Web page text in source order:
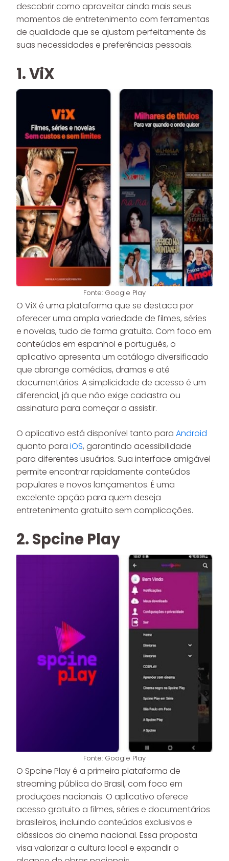
descobrir como aproveitar ainda mais seus
momentos de entretenimento com ferramentas
de qualidade que se ajustam perfeitamente às
suas necessidades e preferências pessoais.
1. ViX
Fonte: Google Play
O ViX é uma plataforma que se destaca por
oferecer uma ampla variedade de filmes, séries
e novelas, tudo de forma gratuita. Com foco em
conteúdos em espanhol e português, o
aplicativo apresenta um catálogo diversificado
que abrange comédias, dramas e até
documentários. A simplicidade de acesso é um
diferencial, já que não exige cadastro ou
assinatura para começar a assistir.
O aplicativo está disponível tanto para Android
quanto para iOS, garantindo acessibilidade
para diferentes usuários. Sua interface amigável
permite encontrar rapidamente conteúdos
populares e novos lançamentos. É uma
excelente opção para quem deseja
entretenimento gratuito sem complicações.
2. Spcine Play
Fonte: Google Play
O Spcine Play é a primeira plataforma de
streaming pública do Brasil, com foco em
produções nacionais. O aplicativo oferece
acesso gratuito a filmes, séries e documentários
brasileiros, incluindo conteúdos exclusivos e
clássicos do cinema nacional. Essa proposta
visa valorizar a cultura local e expandir o